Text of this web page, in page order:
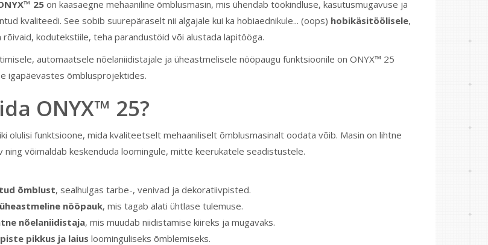
25on kaasaegne mehaaniline õmblusmasin, mis ühendab töökindluse, kasutusmugavuse ja
kvaliteedi. See sobib suurepäraselt nii algajale kui ka hobiaednikule... (oops) hobikäsitöölisele,
kodutekstiile, teha parandustöid või alustada lapitööga.
automaatsele nõelaniidistajale ja üheastmelisele nööpaugu funktsioonile on ONYX™ 25
igapäevastes õmblusprojektides.
ONYX™ 25?
olulisi funktsioone, mida kvaliteetselt mehaaniliselt õmblusmasinalt oodata võib. Masin on lihtne
ning võimaldab keskenduda loomingule, mitte keerukatele seadistustele.
õmblust, sealhulgas tarbe-, venivad ja dekoratiivpisted.
nööpauk, mis tagab alati ühtlase tulemuse.
nõelaniidistaja, mis muudab niidistamise kiireks ja mugavaks.
pikkus ja laius loominguliseks õmblemiseks.